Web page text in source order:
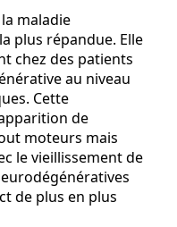
maladie
plus répandue. Elle
chez des patients
au niveau
Cette
de
moteurs mais
le vieillissement de
de plus en plus